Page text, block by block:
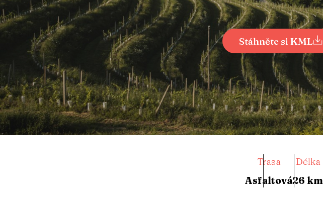
Stáhněte si KML
Trasa
Asfaltová
Délka
26 km